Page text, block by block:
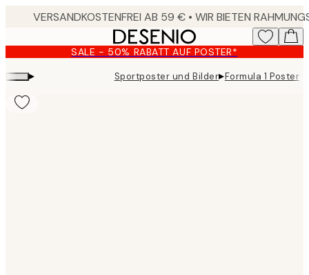
content.
SALE - 50% RABATT AUF POSTER*
▸ Sportposter und Bilder▸Formula 1 Poster